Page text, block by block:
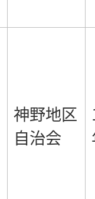
神野地区
自治会